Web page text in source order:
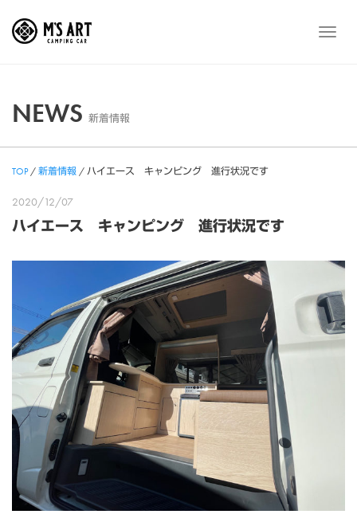
メ
NEWS 新着情報
TOP/新着情報 /ハイエース キャンピング 進行状況です
2020/12/07
ハイエース キャンピング 進行状況です